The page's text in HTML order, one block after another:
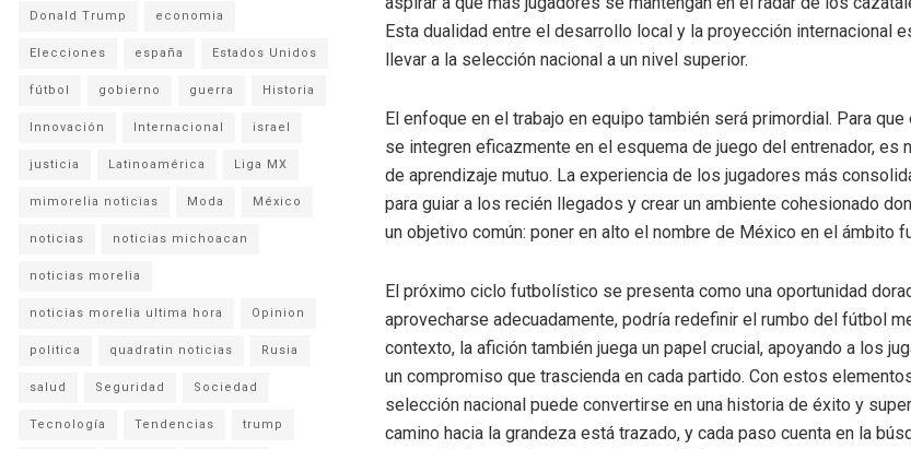
Esta dualidad entre el desarrollo local y la proyección internacional
llevar a la selección nacional a un nivel superior.
El enfoque en el trabajo en equipo también será primordial. Para
se integren eficazmente en el esquema de juego del entrenador, es
de aprendizaje mutuo. La experiencia de los jugadores más
para guiar a los recién llegados y crear un ambiente cohesionado
un objetivo común: poner en alto el nombre de México en el ámbito
El próximo ciclo futbolístico se presenta como una oportunidad
aprovecharse adecuadamente, podría redefinir el rumbo del fútbol
contexto, la afición también juega un papel crucial, apoyando a los
un compromiso que trascienda en cada partido. Con estos
selección nacional puede convertirse en una historia de éxito y
camino hacia la grandeza está trazado, y cada paso cuenta en la
Donald Trump economia
Elecciones españa Estados Unidos
fútbol gobierno guerra Historia
Innovación Internacional israel
justicia Latinoamérica Liga MX
mimorelia noticias Moda México
noticias noticias michoacan
noticias morelia
noticias morelia ultima hora Opinion
politica quadratin noticias Rusia
salud Seguridad Sociedad
Tecnología Tendencias trump